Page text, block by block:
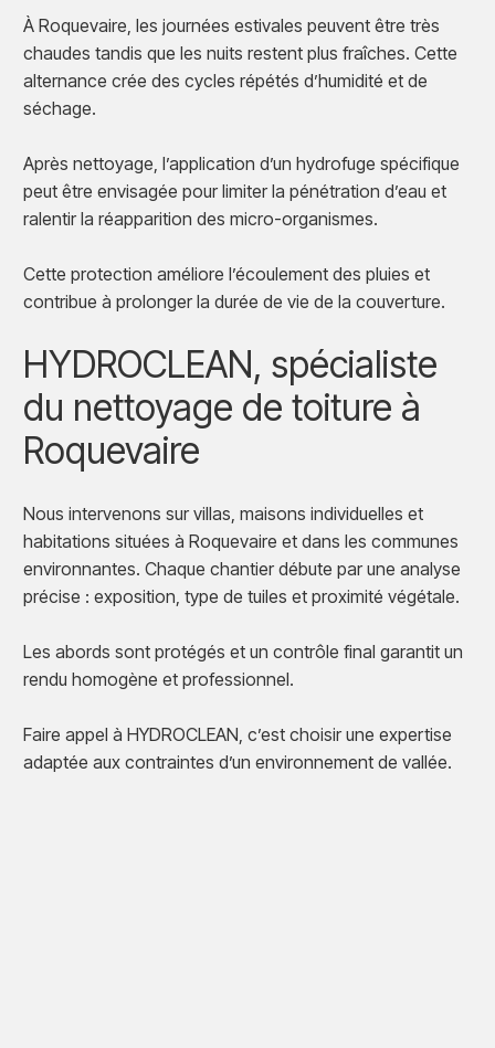
À Roquevaire, les journées estivales peuvent être très
chaudes tandis que les nuits restent plus fraîches. Cette
alternance crée des cycles répétés d’humidité et de
séchage.
Après nettoyage, l’application d’un hydrofuge spécifique
peut être envisagée pour limiter la pénétration d’eau et
ralentir la réapparition des micro-organismes.
Cette protection améliore l’écoulement des pluies et
contribue à prolonger la durée de vie de la couverture.
HYDROCLEAN, spécialiste
du nettoyage de toiture à
Roquevaire
Nous intervenons sur villas, maisons individuelles et
habitations situées à Roquevaire et dans les communes
environnantes. Chaque chantier débute par une analyse
précise : exposition, type de tuiles et proximité végétale.
Les abords sont protégés et un contrôle final garantit un
rendu homogène et professionnel.
Faire appel à HYDROCLEAN, c’est choisir une expertise
adaptée aux contraintes d’un environnement de vallée.